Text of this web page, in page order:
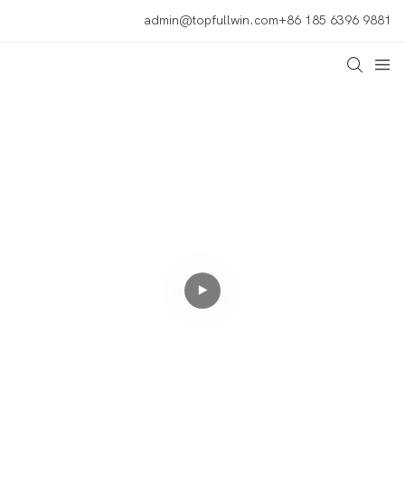
admin@topfullwin.com+86 185 6396 9881